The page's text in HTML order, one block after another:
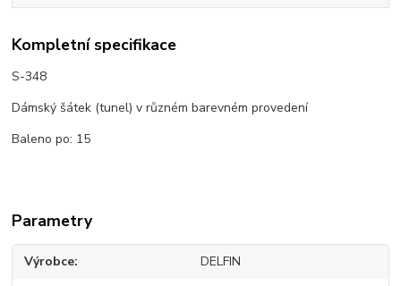
Kompletní specifikace
S-348
Dámský šátek (tunel) v různém barevném provedení
Baleno po: 15
Parametry
Výrobce DELFIN